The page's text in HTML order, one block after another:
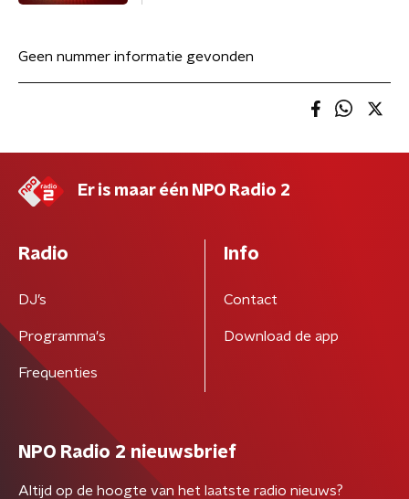
Geen nummer informatie gevonden
Er is maar één NPO Radio 2
Radio
DJ’s
Programma's
Frequenties
Info
Contact
Download de app
NPO Radio 2 nieuwsbrief
Altijd op de hoogte van het laatste radio nieuws?